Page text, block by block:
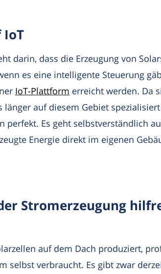
darin, dass die Erzeugung von
es eine intelligente Steuerung
IoT-Plattform erreicht werden. Da
länger auf diesem Gebiet
perfekt. Es geht selbstverständlich
Energie direkt im eigenen
Stromerzeugung
auf dem Dach produziert,
selbst verbraucht. Es gibt zwar